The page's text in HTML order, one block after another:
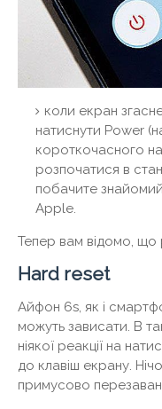
коли екран
натиснути Power
короткочасного
розпочатися в
побачите
Apple.
Тепер вам відомо,
Hard reset
Айфон 6s, як і
можуть зависати. В
ніякої реакції на
до клавіш екрану.
примусово